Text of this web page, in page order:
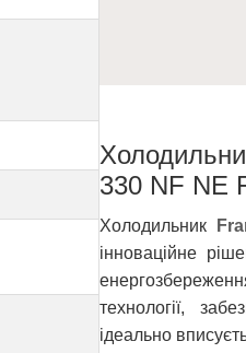
330 NF NE
Холодильник
інноваційне
технології,
ідеально